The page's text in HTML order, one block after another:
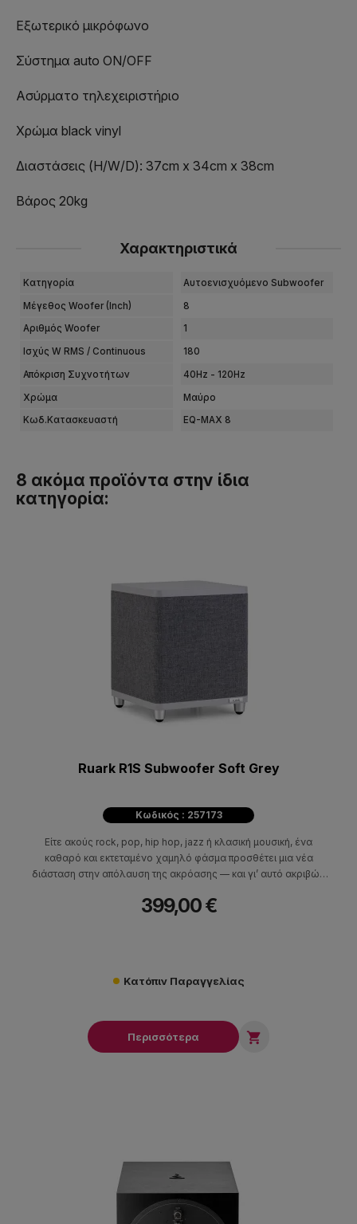
Εξωτερικό μικρόφωνο
Σύστημα auto ON/OFF
Ασύρματο τηλεχειριστήριο
Χρώμα black vinyl
Διαστάσεις (H/W/D): 37cm x 34cm x 38cm
Βάρος 20kg
Χαρακτηριστικά
Κατηγορία Αυτοενισχυόμενο Subwoofer
Μέγεθος Woofer (Inch) 8
Αριθμός Woofer 1
Ισχύς W RMS / Continuous 180
Απόκριση Συχνοτήτων 40Hz - 120Hz
Χρώμα Μαύρο
Κωδ.Κατασκευαστή EQ-MAX 8
8 ακόμα προϊόντα στην ίδια
κατηγορία:
Ruark R1S Subwoofer Soft Grey
Κωδικός : 257173
Είτε ακούς rock, pop, hip hop, jazz ή κλασική μουσική, ένα
καθαρό και εκτεταμένο χαμηλό φάσμα προσθέτει μια νέα
διάσταση στην απόλαυση της ακρόασης — και γι’ αυτό ακριβώς
399,00 €
Κατόπιν Παραγγελίας
Περισσότερα 